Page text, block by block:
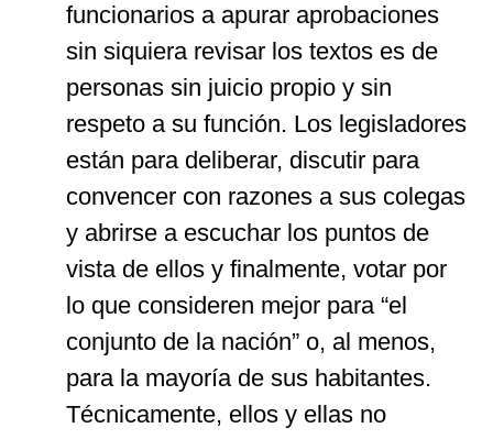
funcionarios a apurar aprobaciones
sin siquiera revisar los textos es de
personas sin juicio propio y sin
respeto a su función. Los legisladores
están para deliberar, discutir para
convencer con razones a sus colegas
y abrirse a escuchar los puntos de
vista de ellos y finalmente, votar por
lo que consideren mejor para “el
conjunto de la nación” o, al menos,
para la mayoría de sus habitantes.
Técnicamente, ellos y ellas no